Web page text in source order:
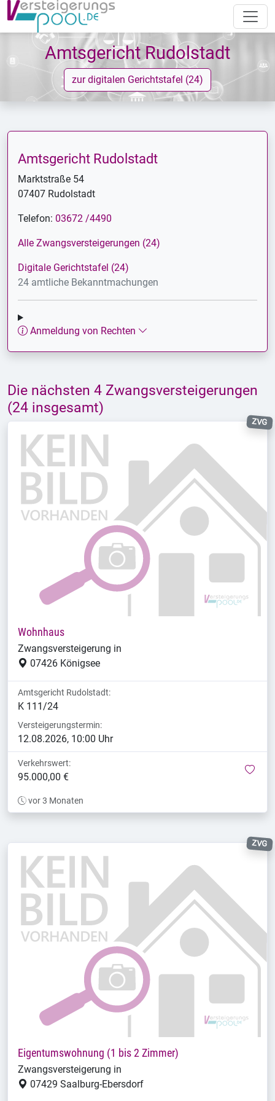
Amtsgericht Rudolstadt
zur digitalen Gerichtstafel (24)
Die nächsten 4 Zwangsversteigerungen
(24 insgesamt)
ZVG
Wohnhaus
Zwangsversteigerung in
07426 Königsee
Amtsgericht Rudolstadt:
K 111/24
Versteigerungstermin:
12.08.2026, 10:00 Uhr
Verkehrswert:
95.000,00 €
vor 3 Monaten
ZVG
Eigentumswohnung (1 bis 2 Zimmer)
Zwangsversteigerung in
07429 Saalburg-Ebersdorf
Amtsgericht Rudolstadt
Marktstraße 54
07407 Rudolstadt
Telefon: 03672 /4490
Alle Zwangsversteigerungen (24)
Digitale Gerichtstafel (24)
24 amtliche Bekanntmachungen
Anmeldung von Rechten